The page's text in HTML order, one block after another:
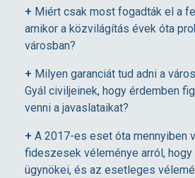
A
K
Ö
V
+ Miért csak most fogadták el a
amikor a közvilágítás évek óta
városban?
+ Milyen garanciát tud adni a
Gyál civiljeinek, hogy érdemben
venni a javaslataikat?
+ A 2017-es eset óta mennyiben
fideszesek véleménye arról,
ügynökei, és az esetleges